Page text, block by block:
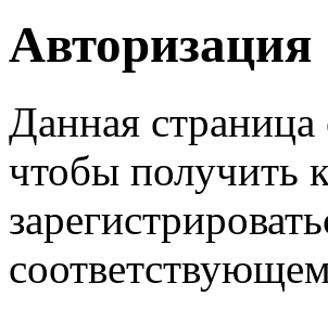
Авторизация
Данная страница
чтобы получить